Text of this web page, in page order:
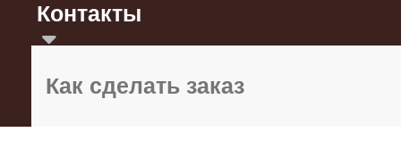
Контакты
Как сделать заказ